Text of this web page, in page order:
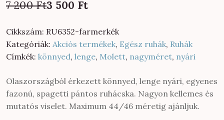
7 200Ft
Original
was:
7
200 Ft.
3 500 Ft
Current
is:
3
500 Ft.
Cikkszám: RU6352-farmerkék
Kategóriák: Akciós termékek, Egész ruhák, Ruhák
Címkék: könnyed, lenge, Molett, nagyméret, nyári
Olaszországból érkezett könnyed, lenge nyári, egyenes
fazonú, spagetti pántos ruhácska. Nagyon kellemes és
mutatós viselet. Maximum 44/46 méretig ajánljuk.